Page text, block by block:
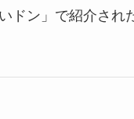
いドン」で紹介され